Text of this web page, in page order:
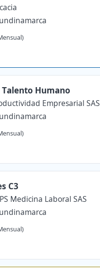
Humano
Empresarial SAS
C3
Medicina Laboral SAS